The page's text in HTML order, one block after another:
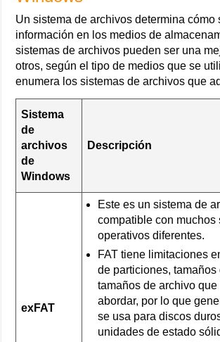
Un sistema de archivos determina cómo
información en los medios de
sistemas de archivos pueden ser una
otros, según el tipo de medios que se
enumera los sistemas de archivos que
Sistema
de
archivos
de
Windows
Descripción
exFAT
Este es un sistema de
compatible con muchos
operativos diferentes.
FAT tiene limitaciones
de particiones, tamaños
tamaños de archivo que
abordar, por lo que
se usa para discos
unidades de estado